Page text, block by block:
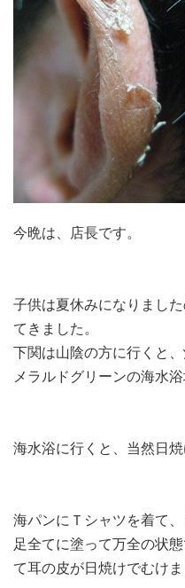
今晩は、店長です。
子供は夏休みになりまし
てきました。
下関は山陰の方に行くと
メラルドグリーンの海水
海水浴に行くと、当然日焼
海パンにＴシャツを着て
足全てに塗って万全の状
て耳の皮が日焼けでむけま